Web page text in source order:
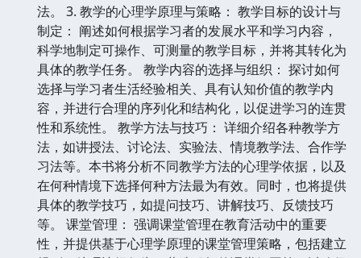
法。 3. 教学的心理学原理与策略： 教学目标的设计与
制定： 阐述如何根据学习者的发展水平和学习内容，
科学地制定可操作、可测量的教学目标，并将其转化为
具体的教学任务。 教学内容的选择与组织： 探讨如何
选择与学习者生活经验相关、具有认知价值的教学内
容，并进行合理的序列化和结构化，以促进学习的连贯
性和系统性。 教学方法与技巧： 详细介绍各种教学方
法，如讲授法、讨论法、实验法、情境教学法、合作学
习法等。本书将分析不同教学方法的心理学依据，以及
在何种情境下选择何种方法最为有效。同时，也将提供
具体的教学技巧，如提问技巧、讲解技巧、反馈技巧
等。 课堂管理： 强调课堂管理在教育活动中的重要
性，并提供基于心理学原理的课堂管理策略，包括建立